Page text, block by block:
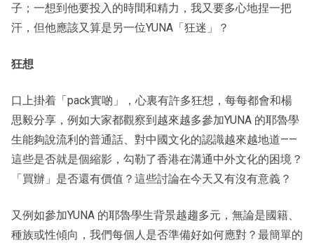
子；一想到他要投入的時間和精力，我又要多心地捏一把
汗，但他應該又算是另一位YUNA「狂迷」？
狂想
口上掛着「pack實啲」，心裏有許多狂想，每每都會和楊
思毅分享，例如大家都觀察到越來越多參加YUNA 的耶魯學
生能夠說流利的普通話、對中國文化的認識越來越地道——
這些是否就是個縮影，勾勒了香港在溝通中外文化的困境？
「買辦」是否還有價值？這些討論在今天又有沒有意義？
又例如參加YUNA 的耶魯學生背景越趨多元，無論是國籍、
種族或性傾向，我們每個人是否準備好如何應對？最簡單的